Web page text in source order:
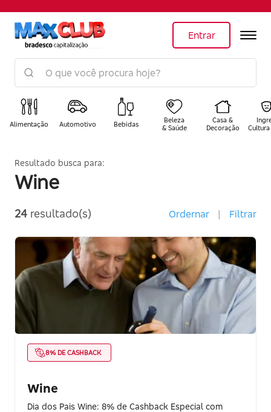
Entrar
Alimentação Automotivo Bebidas
Beleza
& Saúde
Casa &
Decoração
Resultado busca para:
Wine
24 resultado(s) Ordernar | Filtrar
8% DE CASHBACK
Wine
Dia dos Pais Wine: 8% de Cashback Especial com